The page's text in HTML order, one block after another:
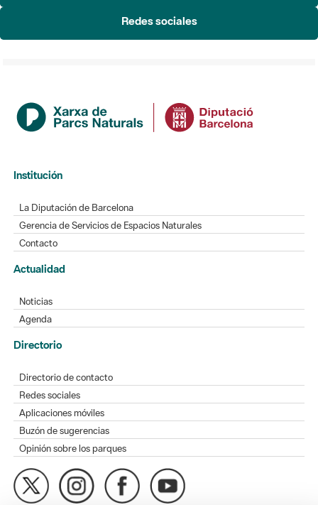
Redes sociales
Institución
La Diputación de Barcelona
Gerencia de Servicios de Espacios Naturales
Contacto
Actualidad
Noticias
Agenda
Directorio
Directorio de contacto
Redes sociales
Aplicaciones móviles
Buzón de sugerencias
Opinión sobre los parques